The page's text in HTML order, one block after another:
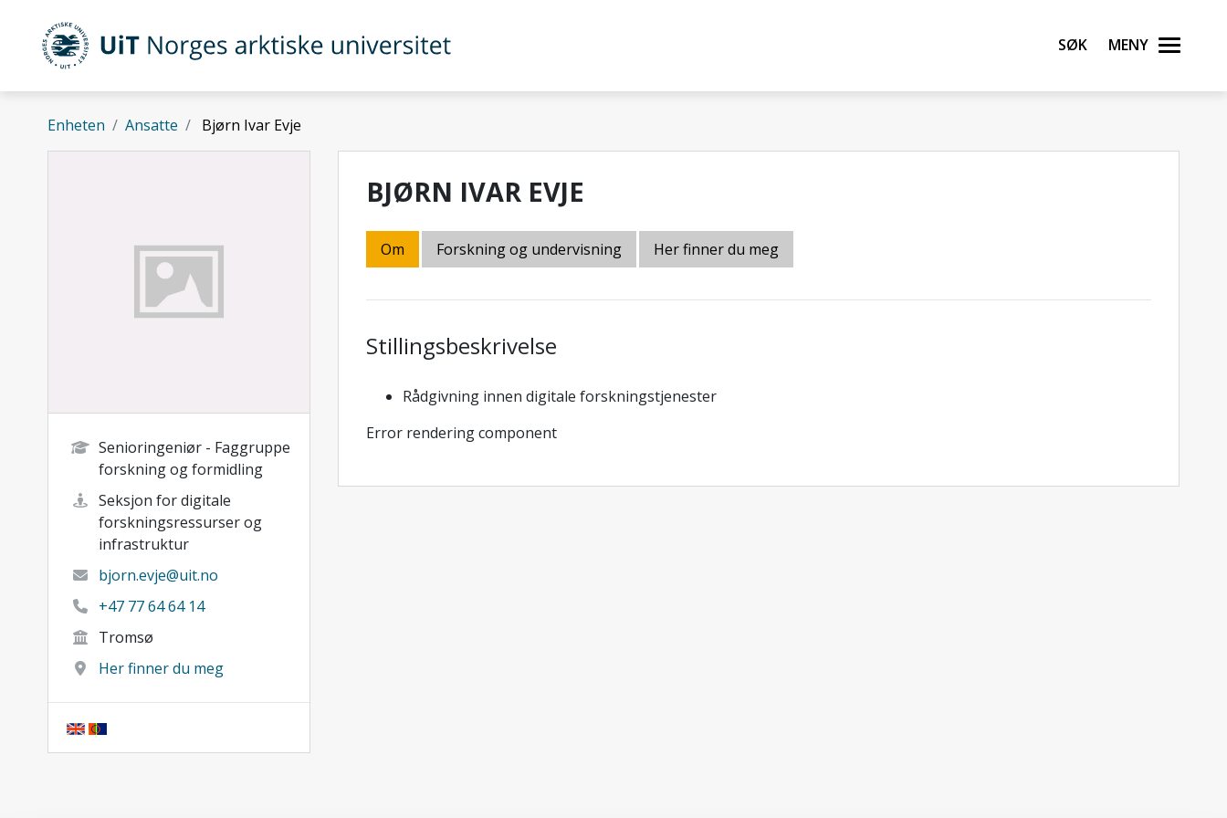
Gå til hovedinnhold
UiT Norges arktiske universitet Søk Meny
Enheten Ansatte Bjørn Ivar Evje
Senioringeniør - Faggruppe
forskning og formidling
Seksjon for digitale
forskningsressurser og
infrastruktur
bjorn.evje@uit.no
+47 77 64 64 14
Tromsø
Her finner du meg
BJØRN IVAR EVJE
Om Forskning og undervisning Her finner du meg
Stillingsbeskrivelse
Rådgivning innen digitale forskningstjenester
Error rendering component